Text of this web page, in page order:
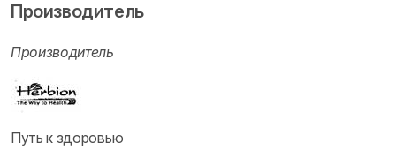
Производитель
Производитель
Путь к здоровью